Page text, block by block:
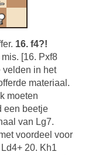
16. f4?!
[16. Pxf8
velden in het
materiaal.
moeten
een beetje
van Lg7.
voordeel voor
20. Kh1